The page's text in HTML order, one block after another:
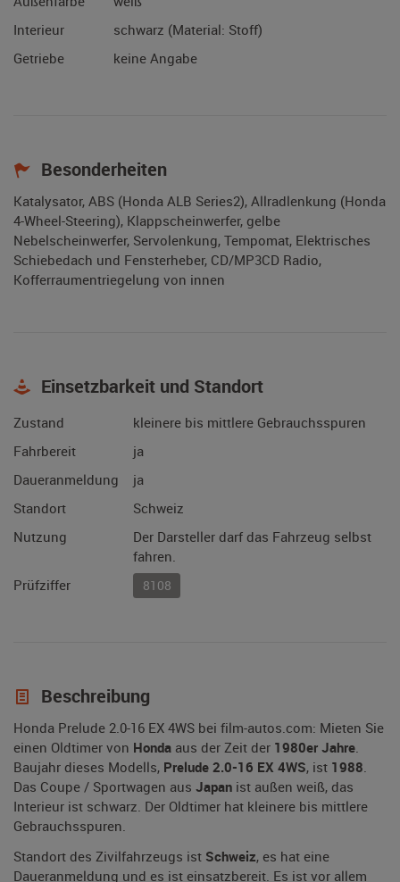
Interieur
schwarz (Material: Stoff)
Getriebe
keine Angabe
Besonderheiten
Katalysator, ABS (Honda ALB Series2), Allradlenkung (Honda
4-Wheel-Steering), Klappscheinwerfer, gelbe
Nebelscheinwerfer, Servolenkung, Tempomat, Elektrisches
Schiebedach und Fensterheber, CD/MP3CD Radio,
Kofferraumentriegelung von innen
Einsetzbarkeit und Standort
Zustand
kleinere bis mittlere Gebrauchsspuren
Fahrbereit
ja
Daueranmeldung
ja
Standort
Schweiz
Nutzung
Der Darsteller darf das Fahrzeug selbst
fahren.
Prüfziffer
8108
Beschreibung
Honda Prelude 2.0-16 EX 4WS bei film-autos.com: Mieten Sie
einen Oldtimer von Honda aus der Zeit der 1980er Jahre.
Baujahr dieses Modells, Prelude 2.0-16 EX 4WS, ist 1988.
Das Coupe / Sportwagen aus Japan ist außen weiß, das
Interieur ist schwarz. Der Oldtimer hat kleinere bis mittlere
Gebrauchsspuren.
Standort des Zivilfahrzeugs ist Schweiz, es hat eine
Daueranmeldung und es ist einsatzbereit. Es ist vor allem